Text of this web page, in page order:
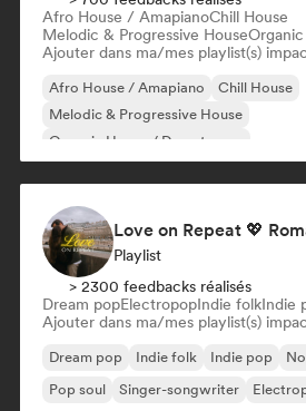
Afro House / AmapianoChill House
Melodic & Progressive House
Ajouter dans ma/mes playlist(s)
Afro House / Amapiano
Chill House
Melodic & Progressive House
Organic House / Downtempo
Playlist
> 2300 feedbacks réalisés
Dream popElectropopIndie folkIndie
Ajouter dans ma/mes playlist(s)
Dream pop Indie folk Indie pop
Pop soul
Singer-songwriter